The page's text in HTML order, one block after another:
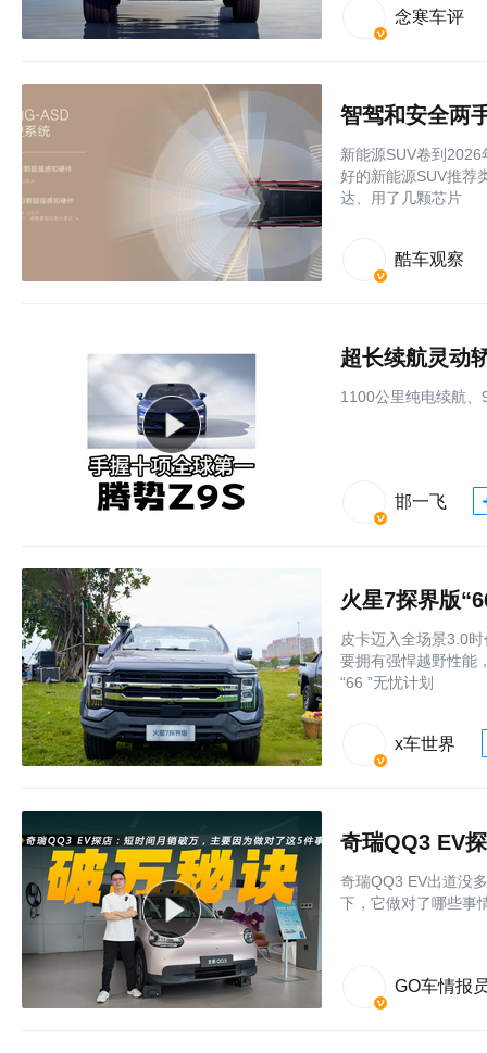
念寒车评
智驾和安全两
新能源SUV卷到
好的新能源SUV推荐
达、用了几颗芯片
酷车观察
超长续航灵动
1100公里纯电续航
邯一飞
火星7探界版
皮卡迈入全场景3.0
要拥有强悍越野性能
“66 ”无忧计划
x车世界
奇瑞QQ3 EV出道没
下，它做对了哪些事
GO车情报